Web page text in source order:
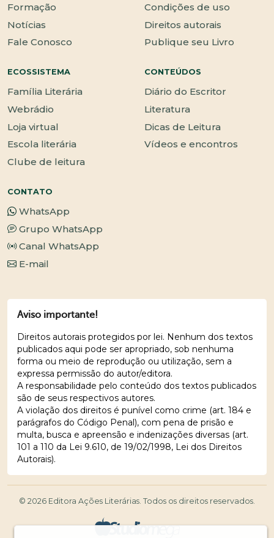
Formação
Notícias
Fale Conosco
Condições de uso
Direitos autorais
Publique seu Livro
ECOSSISTEMA
Família Literária
Webrádio
Loja virtual
Escola literária
Clube de leitura
CONTEÚDOS
Diário do Escritor
Literatura
Dicas de Leitura
Vídeos e encontros
CONTATO
WhatsApp
Grupo WhatsApp
Canal WhatsApp
E-mail
Aviso importante!
Direitos autorais protegidos por lei. Nenhum dos textos
publicados aqui pode ser apropriado, sob nenhuma
forma ou meio de reprodução ou utilização, sem a
expressa permissão do autor/editora.
A responsabilidade pelo conteúdo dos textos publicados
são de seus respectivos autores.
A violação dos direitos é punível como crime (art. 184 e
parágrafos do Código Penal), com pena de prisão e
multa, busca e apreensão e indenizações diversas (art.
101 a 110 da Lei 9.610, de 19/02/1998, Lei dos Direitos
Autorais).
© 2026 Editora Ações Literárias. Todos os direitos reservados.